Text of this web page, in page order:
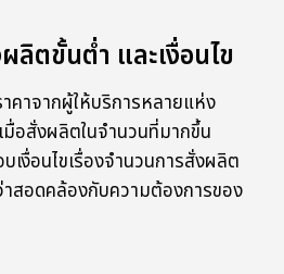
ลิตขั้นต่ำ และเงื่อนไข
าคาจากผู้ให้บริการหลายแห่ง
อสั่งผลิตในจำนวนที่มากขึ้น
งื่อนไขเรื่องจำนวนการสั่งผลิต
าสอดคล้องกับความต้องการของ